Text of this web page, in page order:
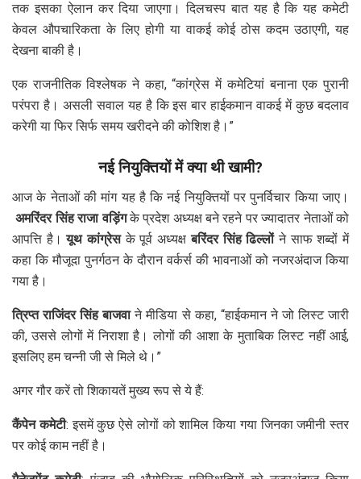
तक इसका ऐलान कर दिया जाएगा। दिलचस्प बात यह है कि यह कमेटी
केवल औपचारिकता के लिए होगी या वाकई कोई ठोस कदम उठाएगी, यह
देखना बाकी है।
एक राजनीतिक विश्लेषक ने कहा, “कांग्रेस में कमेटियां बनाना एक पुरानी
परंपरा है। असली सवाल यह है कि इस बार हाईकमान वाकई में कुछ बदलाव
करेगी या फिर सिर्फ समय खरीदने की कोशिश है।”
नई नियुक्तियों में क्या थी खामी?
आज के नेताओं की मांग यह है कि नई नियुक्तियों पर पुनर्विचार किया जाए।
अमरिंदर सिंह राजा वड़िंगके प्रदेश अध्यक्ष बने रहने पर ज्यादातर नेताओं को
आपत्ति है।यूथ कांग्रेसके पूर्व अध्यक्षबरिंदर सिंह ढिल्लोंने साफ शब्दों में
कहा कि मौजूदा पुनर्गठन के दौरान वर्कर्स की भावनाओं को नजरअंदाज किया
गया है।
त्रिप्त राजिंदर सिंह बाजवाने मीडिया से कहा, “हाईकमान ने जो लिस्ट जारी
की, उससे लोगों में निराशा है। लोगों की आशा के मुताबिक लिस्ट नहीं आई,
इसलिए हम चन्नी जी से मिले थे।”
अगर गौर करें तो शिकायतें मुख्य रूप से ये हैं:
कैंपेन कमेटी: इसमें कुछ ऐसे लोगों को शामिल किया गया जिनका जमीनी स्तर
पर कोई काम नहीं है।